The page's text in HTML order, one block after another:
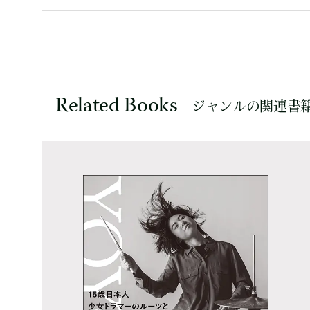
Related Books ジャンルの関連書